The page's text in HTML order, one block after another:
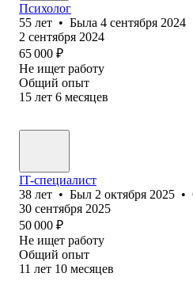
Психолог
55 лет • Была 4 сентября 2024
2 сентября 2024
65 000 ₽
Не ищет работу
Общий опыт
15 лет 6 месяцев
IT-специалист
38 лет • Был 2 октября 2025 •
30 сентября 2025
50 000 ₽
Не ищет работу
Общий опыт
11 лет 10 месяцев